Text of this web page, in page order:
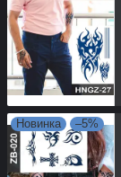
Новинка –5%